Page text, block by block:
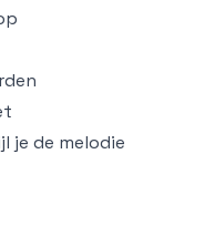
je de melodie